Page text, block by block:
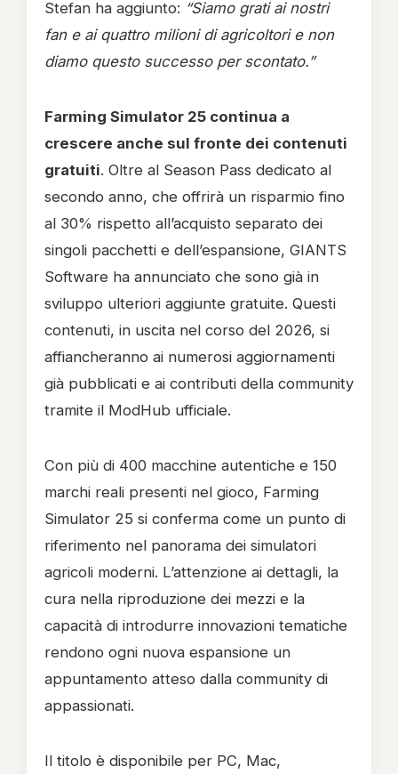
Stefan ha aggiunto: “Siamo grati ai nostri
fan e ai quattro milioni di agricoltori e non
diamo questo successo per scontato.”
Farming Simulator 25 continua a
crescere anche sul fronte dei contenuti
gratuiti. Oltre al Season Pass dedicato al
secondo anno, che offrirà un risparmio fino
al 30% rispetto all’acquisto separato dei
singoli pacchetti e dell’espansione, GIANTS
Software ha annunciato che sono già in
sviluppo ulteriori aggiunte gratuite. Questi
contenuti, in uscita nel corso del 2026, si
affiancheranno ai numerosi aggiornamenti
già pubblicati e ai contributi della community
tramite il ModHub ufficiale.
Con più di 400 macchine autentiche e 150
marchi reali presenti nel gioco, Farming
Simulator 25 si conferma come un punto di
riferimento nel panorama dei simulatori
agricoli moderni. L’attenzione ai dettagli, la
cura nella riproduzione dei mezzi e la
capacità di introdurre innovazioni tematiche
rendono ogni nuova espansione un
appuntamento atteso dalla community di
appassionati.
Il titolo è disponibile per PC, Mac,